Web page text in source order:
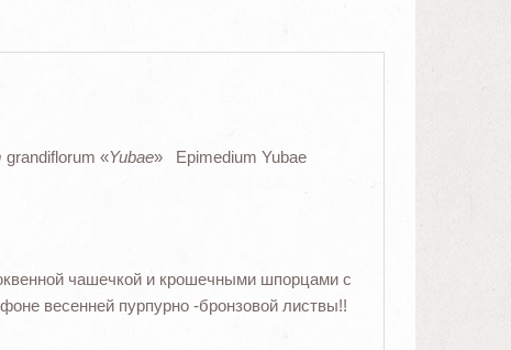
grandiflorum «Yubae» Epimedium Yubae
чашечкой и крошечными шпорцами с
весенней пурпурно -бронзовой листвы!!